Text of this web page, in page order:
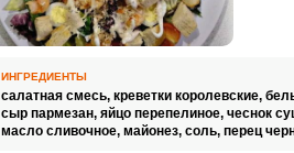
ИНГРЕДИЕНТЫ
салатная смесь, креветки королевские,
сыр пармезан, яйцо перепелиное, чеснок
масло сливочное, майонез, соль, перец